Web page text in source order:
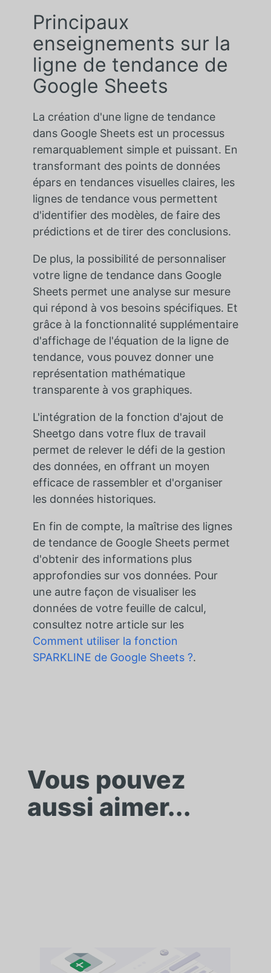
Principaux
enseignements sur la
ligne de tendance de
Google Sheets
La création d'une ligne de tendance
dans Google Sheets est un processus
remarquablement simple et puissant. En
transformant des points de données
épars en tendances visuelles claires, les
lignes de tendance vous permettent
d'identifier des modèles, de faire des
prédictions et de tirer des conclusions.
De plus, la possibilité de personnaliser
votre ligne de tendance dans Google
Sheets permet une analyse sur mesure
qui répond à vos besoins spécifiques. Et
grâce à la fonctionnalité supplémentaire
d'affichage de l'équation de la ligne de
tendance, vous pouvez donner une
représentation mathématique
transparente à vos graphiques.
L'intégration de la fonction d'ajout de
Sheetgo dans votre flux de travail
permet de relever le défi de la gestion
des données, en offrant un moyen
efficace de rassembler et d'organiser
les données historiques.
En fin de compte, la maîtrise des lignes
de tendance de Google Sheets permet
d'obtenir des informations plus
approfondies sur vos données. Pour
une autre façon de visualiser les
données de votre feuille de calcul,
consultez notre article sur les
Comment utiliser la fonction
SPARKLINE de Google Sheets ?.
Vous pouvez
aussi aimer...